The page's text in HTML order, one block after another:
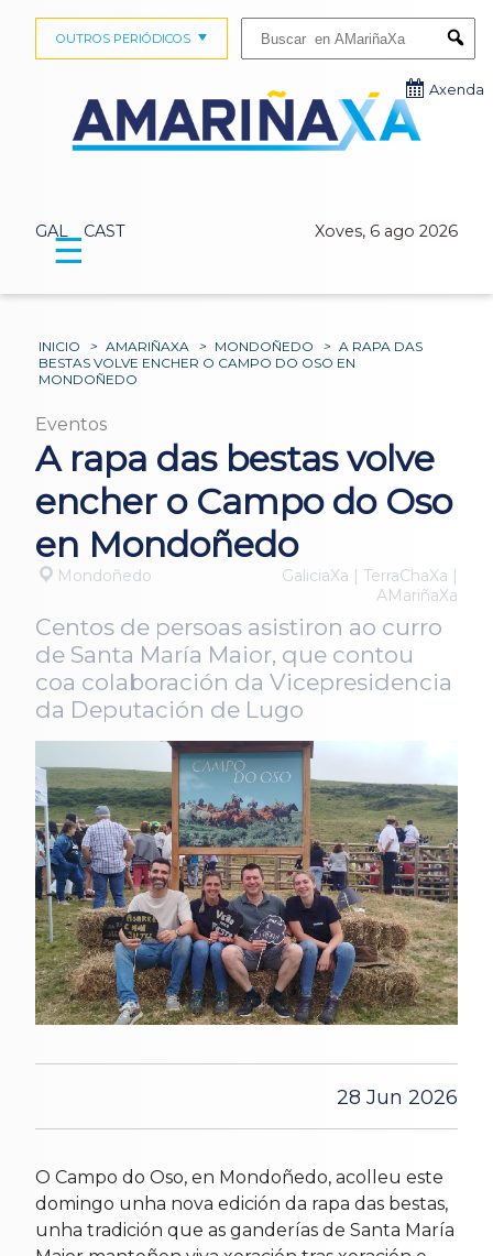
GAL CAST Xoves, 6 ago 2026
OUTROS PERIÓDICOS
Axenda
☰
INICIO > AMARIÑAXA > MONDOÑEDO > A RAPA DAS
BESTAS VOLVE ENCHER O CAMPO DO OSO EN
MONDOÑEDO
Eventos
A rapa das bestas volve
encher o Campo do Oso
en Mondoñedo
Mondoñedo
GaliciaXa | TerraChaXa |
AMariñaXa
Centos de persoas asistiron ao curro
de Santa María Maior, que contou
coa colaboración da Vicepresidencia
da Deputación de Lugo
28 Jun 2026
O Campo do Oso, en Mondoñedo, acolleu este
domingo unha nova edición da rapa das bestas,
unha tradición que as ganderías de Santa María